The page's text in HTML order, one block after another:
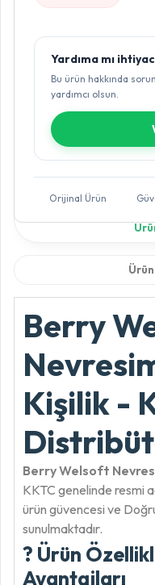
Yardıma mı
Bu ürün hakkında
yardımcı olsun.
Orijinal Ürün
Berry
Kişilik -
Berry Welsoft
KKTC genelinde resmi
ürün güvencesi ve
sunulmaktadır.
? Ürün
Avantajları